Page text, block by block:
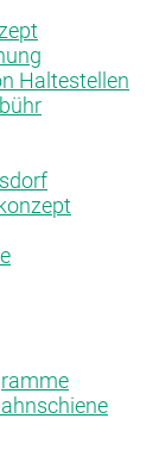
Haltestellen